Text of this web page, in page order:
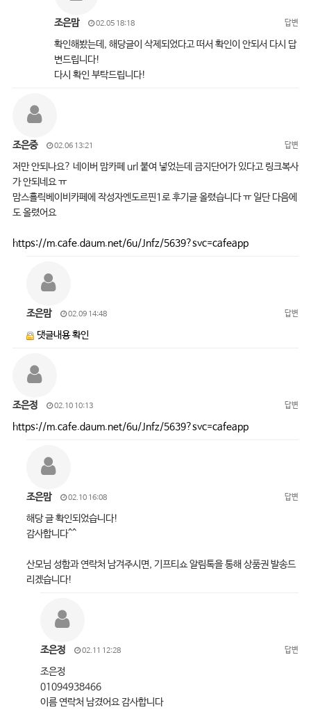
조은맘 02.05 18:18 답변
확인해봤는데, 해당글이 삭제되었다고 떠서 확인이 안되서 다시 답
변드립니다!
다시 확인 부탁드립니다!
조은중 02.06 13:21 답변
저만 안되나요? 네이버 맘카페 url 붙여 넣었는데 금지단어가 있다고 링크복사
가 안되네요 ㅠ
맘스홀릭베이비카페에 작성자엔도르핀1로 후기글 올렸습니다 ㅠ 일단 다음에
도 올렸어요
https://m.cafe.daum.net/6u/Jnfz/5639?svc=cafeapp
조은맘 02.09 14:48 답변
댓글내용 확인
조은정 02.10 10:13 답변
https://m.cafe.daum.net/6u/Jnfz/5639?svc=cafeapp
조은맘 02.10 16:08 답변
해당 글 확인되었습니다!
감사합니다^^
산모님 성함과 연락처 남겨주시면, 기프티쇼 알림톡을 통해 상품권 발송드
리겠습니다!
조은정 02.11 12:28 답변
조은정
01094938466
이름 연락처 남겼어요 감사합니다